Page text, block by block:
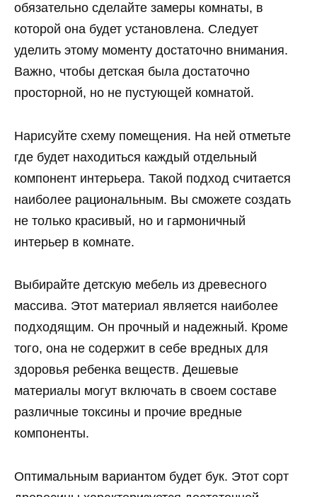
обязательно сделайте замеры комнаты, в
которой она будет установлена. Следует
уделить этому моменту достаточно внимания.
Важно, чтобы детская была достаточно
просторной, но не пустующей комнатой.
Нарисуйте схему помещения. На ней отметьте
где будет находиться каждый отдельный
компонент интерьера. Такой подход считается
наиболее рациональным. Вы сможете создать
не только красивый, но и гармоничный
интерьер в комнате.
Выбирайте детскую мебель из древесного
массива. Этот материал является наиболее
подходящим. Он прочный и надежный. Кроме
того, она не содержит в себе вредных для
здоровья ребенка веществ. Дешевые
материалы могут включать в своем составе
различные токсины и прочие вредные
компоненты.
Оптимальным вариантом будет бук. Этот сорт